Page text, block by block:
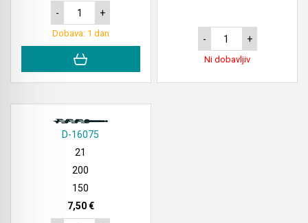
- +
Dobava: 1 dan - +
Ni dobavljiv
D-16075
21
200
150
7,50 €